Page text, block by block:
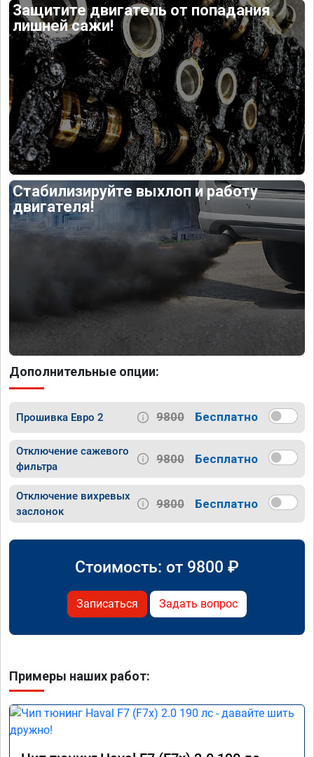
Защитите двигатель от попадания
лишней сажи!
Стабилизируйте выхлоп и работу
двигателя!
Дополнительные опции:
Прошивка Евро 2 9800 Бесплатно
Отключение сажевого
фильтра
9800 Бесплатно
Отключение вихревых
заслонок
9800 Бесплатно
Стоимость: от 9800 ₽
Записаться Задать вопрос
Примеры наших работ: